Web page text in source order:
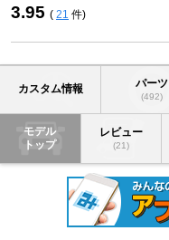
3.95 ( 21 件)
カスタム情報 パーツ
(492)
モデル
トップ
レビュー
(21)